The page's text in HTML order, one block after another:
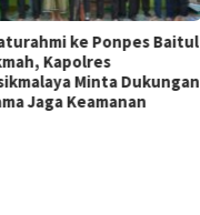
ke Ponpes Baitul
Kapolres
Minta Dukungan
Jaga Keamanan